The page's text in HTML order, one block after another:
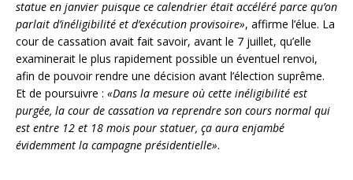
statue en janvier puisque ce calendrier était accéléré parce qu’on
parlait d’inéligibilité et d’exécution provisoire», affirme l’élue. La
cour de cassation avait fait savoir, avant le 7 juillet, qu’elle
examinerait le plus rapidement possible un éventuel renvoi,
afin de pouvoir rendre une décision avant l’élection suprême.
Et de poursuivre : «Dans la mesure où cette inéligibilité est
purgée, la cour de cassation va reprendre son cours normal qui
est entre 12 et 18 mois pour statuer, ça aura enjambé
évidemment la campagne présidentielle».